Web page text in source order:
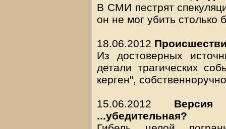
В СМИ пестрят
он не мог убить столько
18.06.2012
Из достоверных
детали трагических
керген",
15.06.2012
...убедительная?